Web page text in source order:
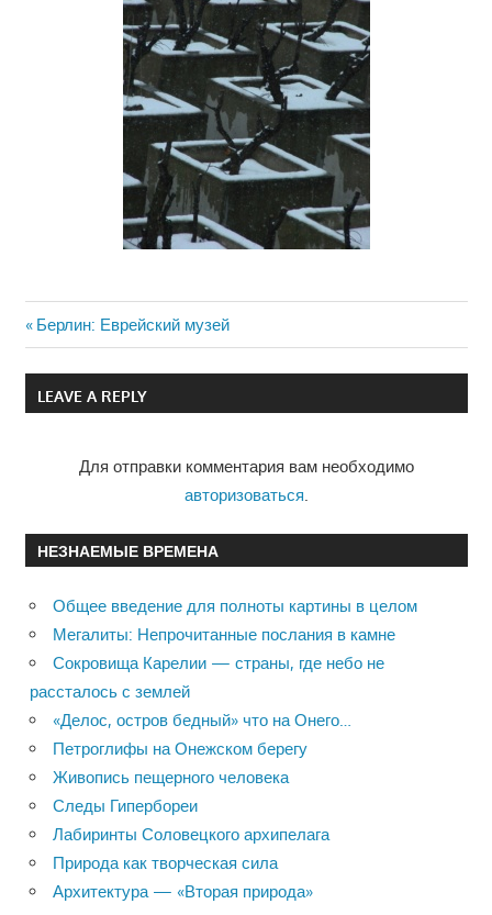
Навигация
по
Previous
Post:
Берлин: Еврейский музей
LEAVE A REPLY
Для отправки комментария вам необходимо
авторизоваться
НЕЗНАЕМЫЕ ВРЕМЕНА
Общее введение для полноты картины в целом
Мегалиты: Непрочитанные послания в камне
Сокровища Карелии — страны, где небо не
рассталось с землей
«Делос, остров бедный» что на Онего…
Петроглифы на Онежском берегу
Живопись пещерного человека
Следы Гипербореи
Лабиринты Соловецкого архипелага
Природа как творческая сила
Архитектура — «Вторая природа»